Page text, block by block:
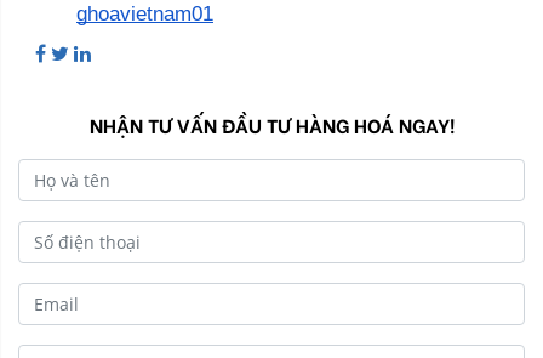
ghoavietnam01
NHẬN TƯ VẤN ĐẦU TƯ HÀNG HOÁ NGAY!